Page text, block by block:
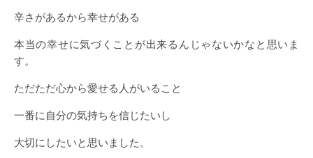
辛さがあるから幸せがある
本当の幸せに気づくことが出来るんじゃないかなと思いま
す。
ただただ心から愛せる人がいること
一番に自分の気持ちを信じたいし
大切にしたいと思いました。